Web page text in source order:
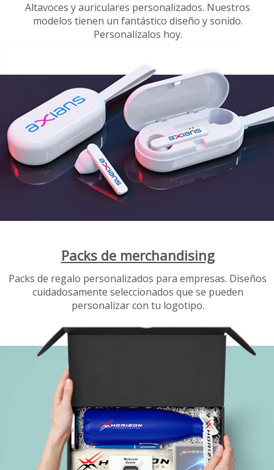
Altavoces y auriculares personalizados. Nuestros
modelos tienen un fantástico diseño y sonido.
Personalízalos hoy.
Packs de merchandising
Packs de regalo personalizados para empresas. Diseños
cuidadosamente seleccionados que se pueden
personalizar con tu logotipo.